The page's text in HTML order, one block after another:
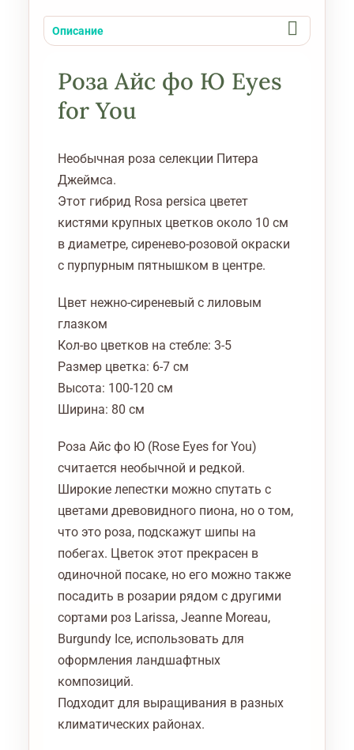
Ю
Eyes
You
Описание
Роза Айс фо Ю Eyes
for You
Необычная роза селекции Питера
Джеймса.
Этот гибрид Rosa persica цветет
кистями крупных цветков около 10 см
в диаметре, сиренево-розовой окраски
с пурпурным пятнышком в центре.
Цвет нежно-сиреневый с лиловым
глазком
Кол-во цветков на стебле: 3-5
Размер цветка: 6-7 см
Высота: 100-120 см
Ширина: 80 см
Роза Айс фо Ю (Rose Eyes for You)
считается необычной и редкой.
Широкие лепестки можно спутать с
цветами древовидного пиона, но о том,
что это роза, подскажут шипы на
побегах. Цветок этот прекрасен в
одиночной посаке, но его можно также
посадить в розарии рядом с другими
сортами роз Larissa, Jeanne Moreau,
Burgundy Ice, использовать для
оформления ландшафтных
композиций.
Подходит для выращивания в разных
климатических районах.